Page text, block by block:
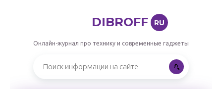
DIBROFF RU
Онлайн-журнал про технику и современные гаджеты